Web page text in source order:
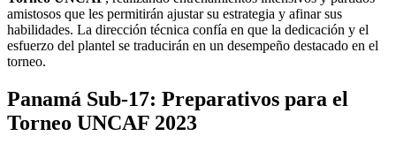
amistosos que les permitirán ajustar su estrategia y afinar sus
habilidades. La dirección técnica confía en que la dedicación y el
esfuerzo del plantel se traducirán en un desempeño destacado en el
torneo.
Panamá Sub-17: Preparativos para el
Torneo UNCAF 2023